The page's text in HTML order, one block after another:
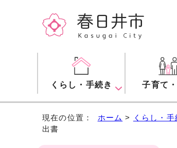
くらし・手続き 子育て
現在の位置： ホーム > くらし・手
出書